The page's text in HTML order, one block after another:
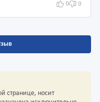
0 0
странице, носит